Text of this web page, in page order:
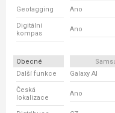
Geotagging Ano
Digitální
kompas
Ano
Obecné
Další funkce
Galaxy AI
Česká
lokalizace
Ano